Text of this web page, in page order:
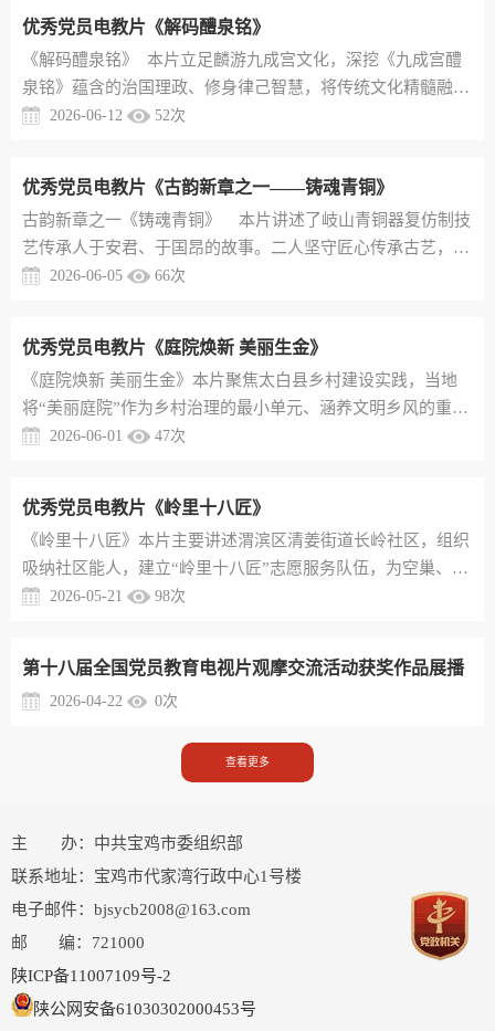
优秀党员电教片《解码醴泉铭》
《解码醴泉铭》​ 本片立足麟游九成宫文化，深挖《九成宫醴
泉铭》蕴含的治国理政、修身律己智慧，将传统文化精髓融入
作风建设与党的自我革命，引导广大党员干部从千年古训中汲
2026-06-12 52次
优秀党员电教片《古韵新章之一——铸魂青铜》
​古韵新章之一《铸魂青铜》 本片讲述了岐山青铜器复仿制技
艺传承人于安君、于国昂的故事。二人坚守匠心传承古艺，积
极探索非遗发展新路径，让千年青铜文化在守正创新中焕发全
2026-06-05 66次
优秀党员电教片《庭院焕新 美丽生金》
《庭院焕新 美丽生金》​本片聚焦太白县乡村建设实践，当地
将“美丽庭院”作为乡村治理的最小单元、涵养文明乡风的重要
抓手，制定“五美”庭院建设标准。依托庭院创建，推动山区变
乡风文明注入了崭新活力
2026-06-01 47次
优秀党员电教片《岭里十八匠》
《岭里十八匠》​本片主要讲述渭滨区清姜街道长岭社区，组织
吸纳社区能人，建立“岭里十八匠”志愿服务队伍，为空巢、独
居老人和失独家庭提供多样服务的故事。通过展示长岭社区的
2026-05-21 98次
第十八届全国党员教育电视片观摩交流活动获奖作品展播
2026-04-22 0次
查看更多
主 办：中共宝鸡市委组织部
联系地址：宝鸡市代家湾行政中心1号楼
电子邮件：bjsycb2008@163.com
邮 编：721000
陕ICP备11007109号-2
陕公网安备61030302000453号